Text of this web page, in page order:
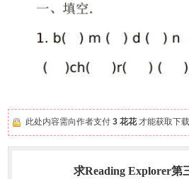
此处内容需向作者支付 3 花花才能获取下
求Reading Explorer第